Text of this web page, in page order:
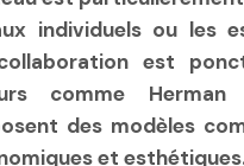
individuels ou les
est
comme
des modèles
et